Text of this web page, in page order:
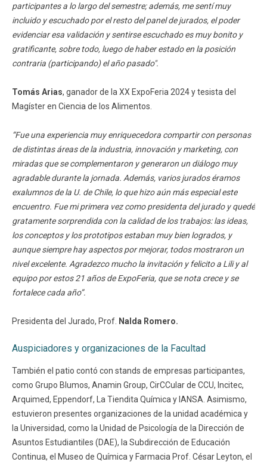
participantes a lo largo del semestre; además, me sentí muy
incluido y escuchado por el resto del panel de jurados, el poder
evidenciar esa validación y sentirse escuchado es muy bonito y
gratificante, sobre todo, luego de haber estado en la posición
contraria (participando) el año pasado".
Tomás Arias, ganador de la XX ExpoFeria 2024 y tesista del
Magíster en Ciencia de los Alimentos.
“Fue una experiencia muy enriquecedora compartir con personas
de distintas áreas de la industria, innovación y marketing, con
miradas que se complementaron y generaron un diálogo muy
agradable durante la jornada. Además, varios jurados éramos
exalumnos de la U. de Chile, lo que hizo aún más especial este
encuentro. Fue mi primera vez como presidenta del jurado y quedé
gratamente sorprendida con la calidad de los trabajos: las ideas,
los conceptos y los prototipos estaban muy bien logrados, y
aunque siempre hay aspectos por mejorar, todos mostraron un
nivel excelente. Agradezco mucho la invitación y felicito a Lili y al
equipo por estos 21 años de ExpoFeria, que se nota crece y se
fortalece cada año”.
Presidenta del Jurado, Prof. Nalda Romero.
Auspiciadores y organizaciones de la Facultad
También el patio contó con stands de empresas participantes,
como Grupo Blumos, Anamin Group, CirCCular de CCU, Incitec,
Arquimed, Eppendorf, La Tiendita Química y IANSA. Asimismo,
estuvieron presentes organizaciones de la unidad académica y
la Universidad, como la Unidad de Psicología de la Dirección de
Asuntos Estudiantiles (DAE), la Subdirección de Educación
Continua, el Museo de Química y Farmacia Prof. César Leyton, el